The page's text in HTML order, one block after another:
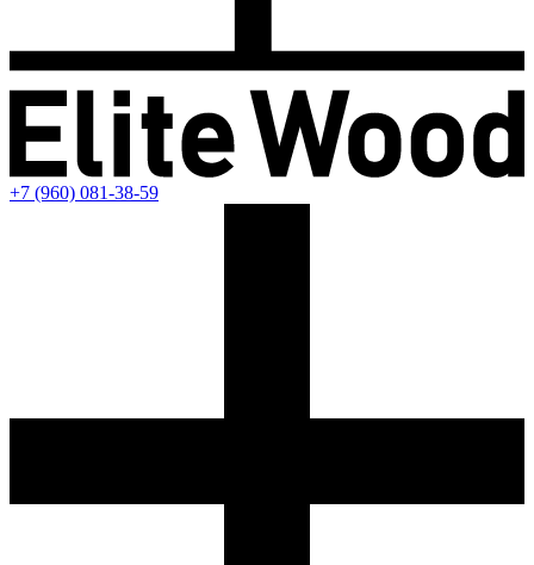
+7 (960) 081-38-59